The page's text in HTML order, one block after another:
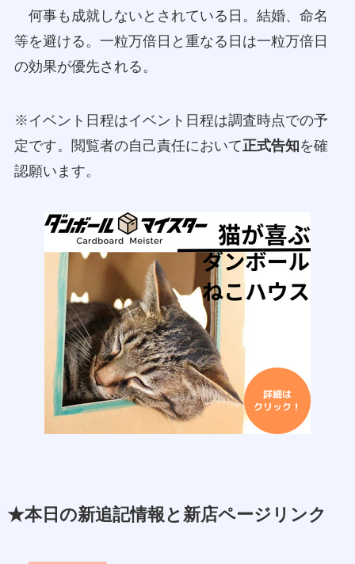
何事も成就しないとされている日。結婚、命名
等を避ける。一粒万倍日と重なる日は一粒万倍日
の効果が優先される。
※イベント日程はイベント日程は調査時点での予
定です。閲覧者の自己責任において正式告知を確
認願います。
★本日の新追記情報と新店ページリンク